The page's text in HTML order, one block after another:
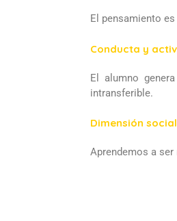
El pensamiento
Conducta y
El alumno
intransferible.
Dimensión social
Aprendemos a